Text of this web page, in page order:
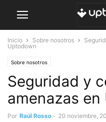
Inicio Sobre nosotros
Uptodown
Sobre nosotros
Seguridad y
amenazas
Por Raúl Rosso - 20 noviembre,